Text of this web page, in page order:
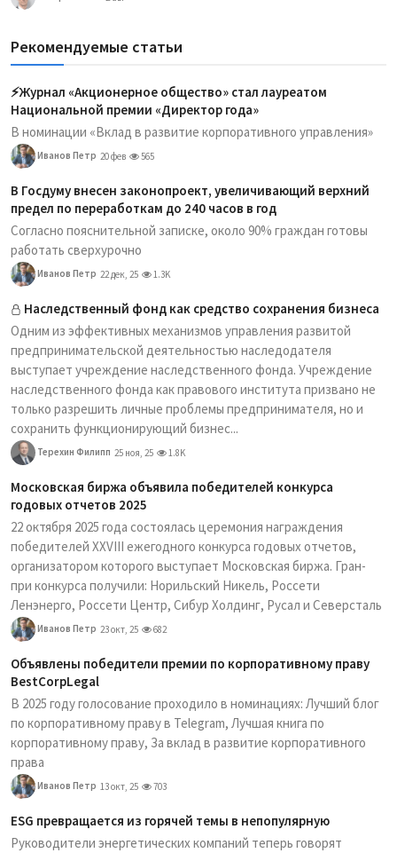
Рекомендуемые статьи
⚡️Журнал «Акционерное общество» стал лауреатом
Национальной премии «Директор года»
В номинации «Вклад в развитие корпоративного управления»
Иванов Петр 20 фев 565
В Госдуму внесен законопроект, увеличивающий верхний
предел по переработкам до 240 часов в год
Согласно пояснительной записке, около 90% граждан готовы
работать сверхурочно
Иванов Петр 22 дек, 25 1.3K
Наследственный фонд как средство сохранения бизнеса
Одним из эффективных механизмов управления развитой
предпринимательской деятельностью наследодателя
выступает учреждение наследственного фонда. Учреждение
наследственного фонда как правового института призвано не
только разрешить личные проблемы предпринимателя, но и
сохранить функционирующий бизнес...
Терехин Филипп 25 ноя, 25 1.8K
Московская биржа объявила победителей конкурса
годовых отчетов 2025
22 октября 2025 года состоялась церемония награждения
победителей XXVIII ежегодного конкурса годовых отчетов,
организатором которого выступает Московская биржа. Гран-
при конкурса получили: Норильский Никель, Россети
Ленэнерго, Россети Центр, Сибур Холдинг, Русал и Северсталь
Иванов Петр 23 окт, 25 682
Объявлены победители премии по корпоративному праву
BestCorpLegal
В 2025 году голосование проходило в номинациях: Лучший блог
по корпоративному праву в Telegram, Лучшая книга по
корпоративному праву, За вклад в развитие корпоративного
права
Иванов Петр 13 окт, 25 703
ESG превращается из горячей темы в непопулярную
Руководители энергетических компаний теперь говорят